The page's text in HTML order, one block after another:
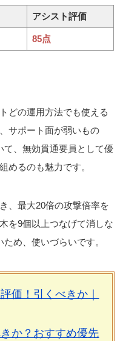
アシスト評価
85点
どの運用方法でも使える
サポート面が弱いもの
て、無効貫通要員として優
めるのも魅力です。
、最大20倍の攻撃倍率を
を9個以上つなげて消しな
め、使いづらいです。
価！引くべきか｜
か？おすすめ優先